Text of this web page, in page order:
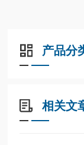
产品分
相关文